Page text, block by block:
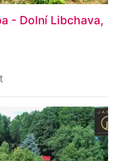
- Dolní Libchava,